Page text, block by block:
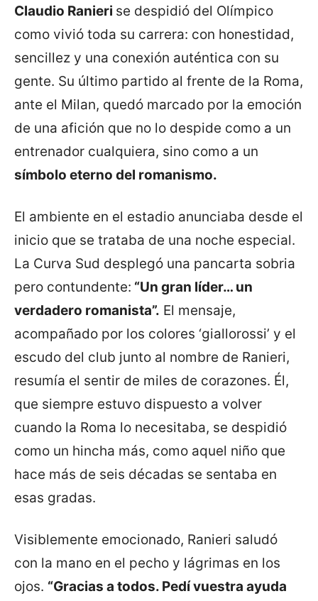
Claudio Ranieri se despidió del Olímpico
como vivió toda su carrera: con honestidad,
sencillez y una conexión auténtica con su
gente. Su último partido al frente de la Roma,
ante el Milan, quedó marcado por la emoción
de una afición que no lo despide como a un
entrenador cualquiera, sino como a un
símbolo eterno del romanismo.
El ambiente en el estadio anunciaba desde el
inicio que se trataba de una noche especial.
La Curva Sud desplegó una pancarta sobria
pero contundente: “Un gran líder… un
verdadero romanista”. El mensaje,
acompañado por los colores ‘giallorossi’ y el
escudo del club junto al nombre de Ranieri,
resumía el sentir de miles de corazones. Él,
que siempre estuvo dispuesto a volver
cuando la Roma lo necesitaba, se despidió
como un hincha más, como aquel niño que
hace más de seis décadas se sentaba en
esas gradas.
Visiblemente emocionado, Ranieri saludó
con la mano en el pecho y lágrimas en los
ojos. “Gracias a todos. Pedí vuestra ayuda